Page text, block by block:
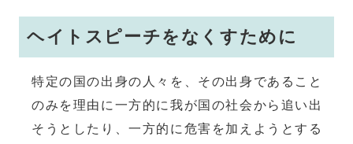
ヘイトスピーチをなくすために
特定の国の出身の人々を、その出身であること
のみを理由に一方的に我が国の社会から追い出
そうとしたり、一方的に危害を加えようとする